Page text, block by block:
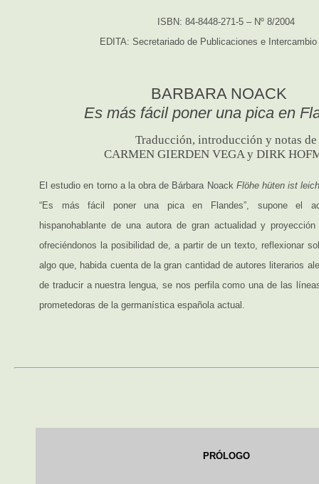
ISBN: 84-8448-271-5 – Nº 8/2004
EDITA: Secretariado de Publicaciones e
BARBARA NOACK
Es más fácil poner una pica en
Traducción, introducción y notas de
CARMEN GIERDEN VEGA y DIRK
El estudio en torno a la obra de Bárbara NoackFlöhe hüten ist
“Es más fácil poner una pica en Flandes”, supone el
hispanohablante de una autora de gran actualidad y
ofreciéndonos la posibilidad de, a partir de un texto, reflexionar
algo que, habida cuenta de la gran cantidad de autores literarios
de traducir a nuestra lengua, se nos perfila como una de las
prometedoras de la germanística española actual.
PRÓLOGO